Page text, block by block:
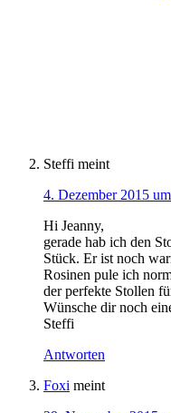
Steffi meint
4. Dezember 2015
Hi Jeanny,
gerade hab ich den
Stück. Er ist noch
Rosinen pule ich
der perfekte Stollen
Wünsche dir noch
Steffi
Antworten
Foxi meint